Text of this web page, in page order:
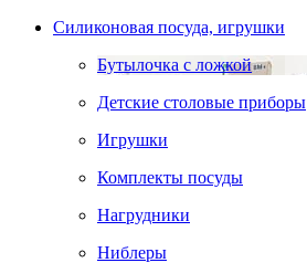
Силиконовая посуда, игрушки
Бутылочка с ложкой
Детские столовые приборы
Игрушки
Комплекты посуды
Нагрудники
Ниблеры